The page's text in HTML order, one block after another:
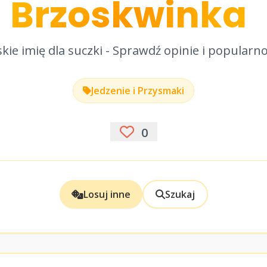
Brzoskwinka
imię dla suczki - Sprawdź opinie i
Jedzenie i Przysmaki
0
Losuj inne Szukaj